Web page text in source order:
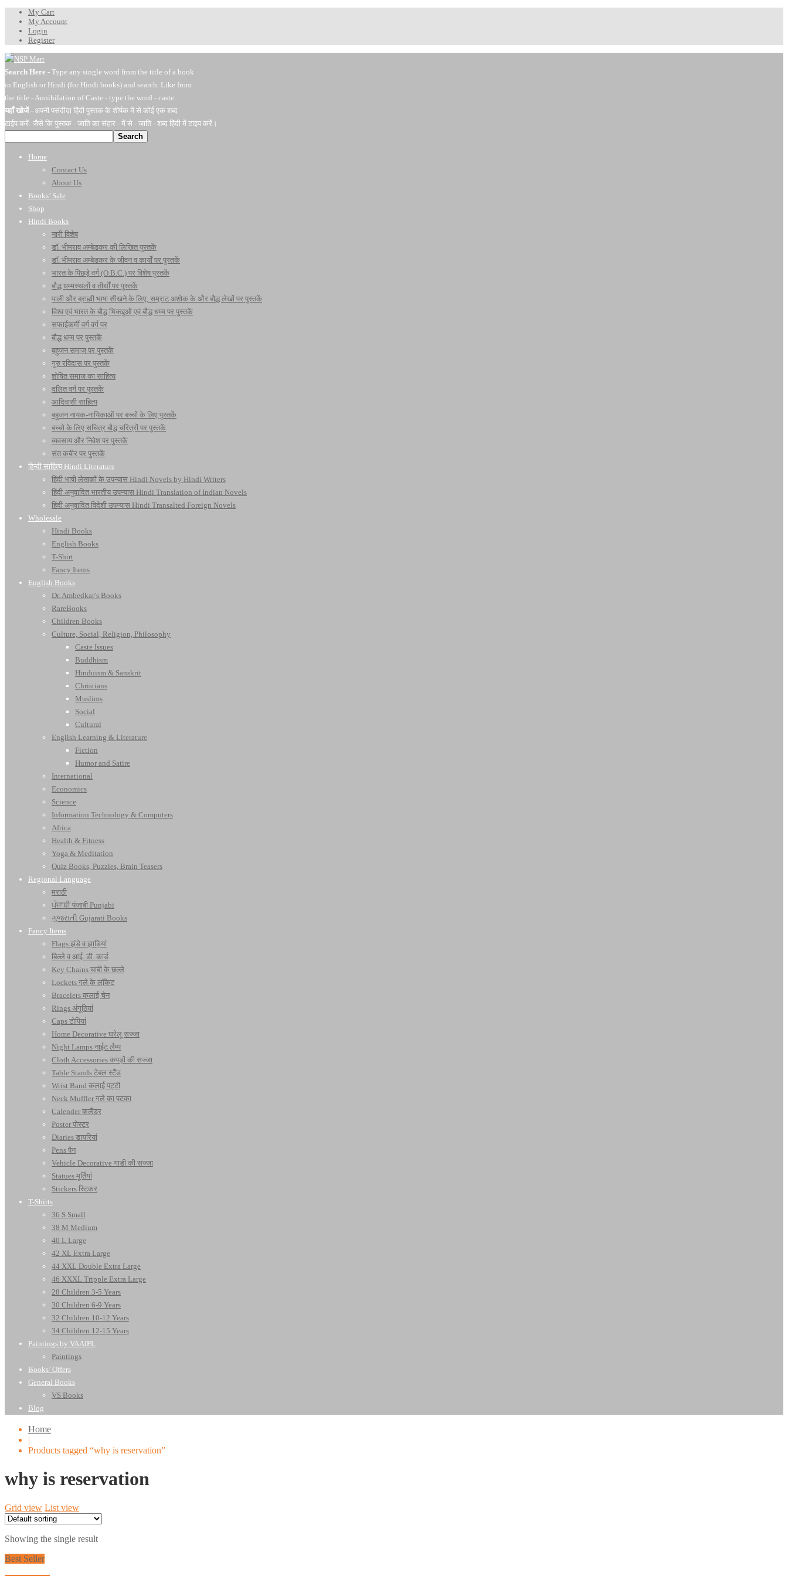
My Cart
My Account
Login
Register
Search Here - Type any single word from the title of a book
in English or Hindi (for Hindi books) and search. Like from
the title - Annihilation of Caste - type the word - caste.
यहाँ खोजें- अपनी पसंदीदा हिंदी पुस्तक के शीर्षक में से कोई एक शब्द
टाईप करें: जैसे कि पुस्तक - जाति का संहार - में से - जाति - शब्द हिंदी में टाइप करें।
Search
Home
Contact Us
About Us
Books’ Sale
Shop
Hindi Books
नारी विशेष
डॉ. भीमराव अम्बेडकर की लिखित पुस्तकें
डॉ. भीमराव अम्बेडकर के जीवन व कार्यों पर पुस्तकें
भारत के पिछड़े वर्ग (O.B.C.) पर विशेष पुस्तकें
बौद्ध धम्मस्थलों व तीर्थों पर पुस्तकें
पाली और ब्राह्मी भाषा सीखने के लिए, सम्राट अशोक के और बौद्ध लेखों पर पुस्तकें
विश्व एवं भारत के बौद्ध भिक्खुओं एवं बौद्ध धम्म पर पुस्तकें
सफाईकर्मी वर्ग वर्ग पर
बौद्ध धम्म पर पुस्तकें
बहुजन समाज पर पुस्तकें
गुरु रविदास पर पुस्तकें
शोषित समाज का साहित्य
दलित वर्ग पर पुस्तकें
आदिवासी साहित्य
बहुजन नायक-नायिकाओं पर बच्चों के लिए पुस्तकें
बच्चो के लिए सचित्र बौद्ध चरित्रों पर पुस्तकें
व्यवसाय और निवेश पर पुस्तकें
संत कबीर पर पुस्तकें
हिन्दी साहित्य Hindi Literature
हिंदी भाषी लेखकों के उपन्यास Hindi Novels by Hindi Writers
हिंदी अनुवादित भारतीय उपन्यास Hindi Translation of Indian Novels
हिंदी अनुवादित विदेशी उपन्यास Hindi Transalted Foreign Novels
Wholesale
Hindi Books
English Books
T-Shirt
Fancy Items
English Books
Dr. Ambedkar’s Books
RareBooks
Children Books
Culture, Social, Religion, Philosophy
Caste Issues
Buddhism
Hinduism & Sanskrit
Christians
Muslims
Social
Cultural
English Learning & Literature
Fiction
Humor and Satire
International
Economics
Science
Information Technology & Computers
Africa
Health & Fitness
Yoga & Meditation
Quiz Books, Puzzles, Brain Teasers
Regional Language
मराठी
ਪੰਜਾਬੀ पंजाबी Punjabi
ગુજરાતી Gujarati Books
Fancy Items
Flags झंडे व झाड़ियां
बिल्ले व आई. डी. कार्ड
Key Chains चाबी के छल्ले
Lockets गले के लॉकेट
Bracelets कलाई चेन
Rings अंगूठियां
Caps टोपियां
Home Decorative घरेलू सज्जा
Night Lamps नाईट लैम्प
Cloth Accessories कपड़ों की सज्जा
Table Stands टेबल स्टैंड
Wrist Band कलाई पट्टी
Neck Muffler गले का पटका
Calender कलैंडर
Poster पोस्टर
Diaries डायरियां
Pens पैन
Vehicle Decorative गाडी की सज्जा
Statues मूर्तियां
Stickers स्टिकर
T-Shirts
36 S Small
38 M Medium
40 L Large
42 XL Extra Large
44 XXL Double Extra Large
46 XXXL Tripple Extra Large
28 Children 3-5 Years
30 Children 6-9 Years
32 Children 10-12 Years
34 Children 12-15 Years
Paintings by VAAIPL
Paintings
Books’ Offers
General Books
VS Books
Blog
Home
|
Products tagged “why is reservation”
why is reservation
Grid view List view
Showing the single result
Best Seller